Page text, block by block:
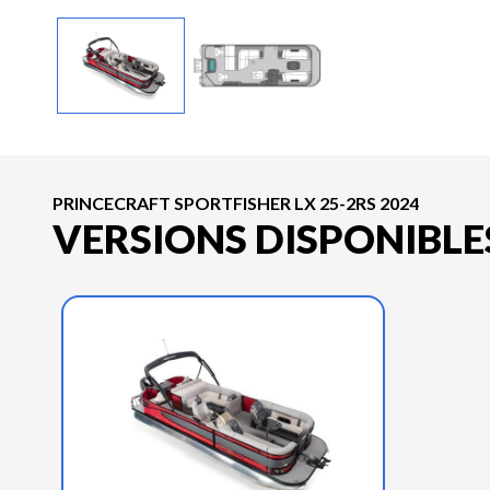
PRINCECRAFT SPORTFISHER LX 25-2RS 2024
VERSIONS